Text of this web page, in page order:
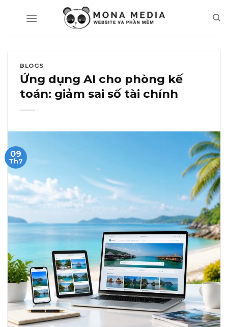
BLOGS
Ứng dụng AI cho phòng kế
toán: giảm sai số tài chính
09
Th7